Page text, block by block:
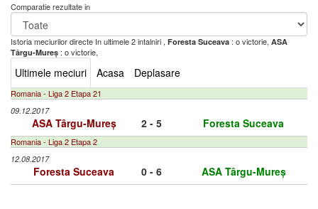
Comparatie rezultate in
Istoria meciurilor directe In ultimele 2 intalniri , Foresta Suceava : o victorie, ASA
Târgu-Mureș : o victorie,
Ultimele meciuri Acasa Deplasare
Romania - Liga 2 Etapa 21
09.12.2017
ASA Târgu-Mureș 2 - 5 Foresta Suceava
Romania - Liga 2 Etapa 2
12.08.2017
Foresta Suceava 0 - 6 ASA Târgu-Mureș